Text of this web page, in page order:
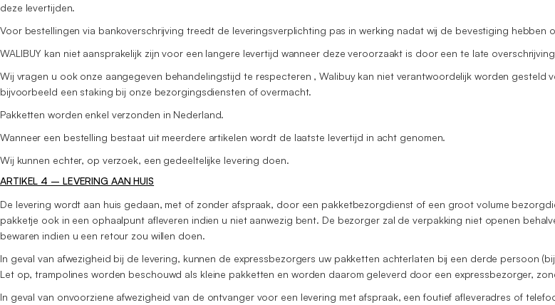
deze levertijden.
Voor bestellingen via bankoverschrijving treedt de leveringsverplichting pas in werking nadat wij de bevestiging hebben
WALIBUY kan niet aansprakelijk zijn voor een langere levertijd wanneer deze veroorzaakt is door een te late
Wij vragen u ook onze aangegeven behandelingstijd te respecteren , Walibuy kan niet verantwoordelijk worden
bijvoorbeeld een staking bij onze bezorgingsdiensten of overmacht.
Pakketten worden enkel verzonden in Nederland.
Wanneer een bestelling bestaat uit meerdere artikelen wordt de laatste levertijd in acht genomen.
Wij kunnen echter, op verzoek, een gedeeltelijke levering doen.
ARTIKEL 4 – LEVERING AAN HUIS
De levering wordt aan huis gedaan, met of zonder afspraak, door een pakketbezorgdienst of een groot volume
pakketje ook in een ophaalpunt afleveren indien u niet aanwezig bent. De bezorger zal de verpakking niet openen
bewaren indien u een retour zou willen doen.
In geval van afwezigheid bij de levering, kunnen de expressbezorgers uw pakketten achterlaten bij een derde persoon
Let op, trampolines worden beschouwd als kleine pakketten en worden daarom geleverd door een expressbezorger,
In geval van onvoorziene afwezigheid van de ontvanger voor een levering met afspraak, een foutief afleveradres of